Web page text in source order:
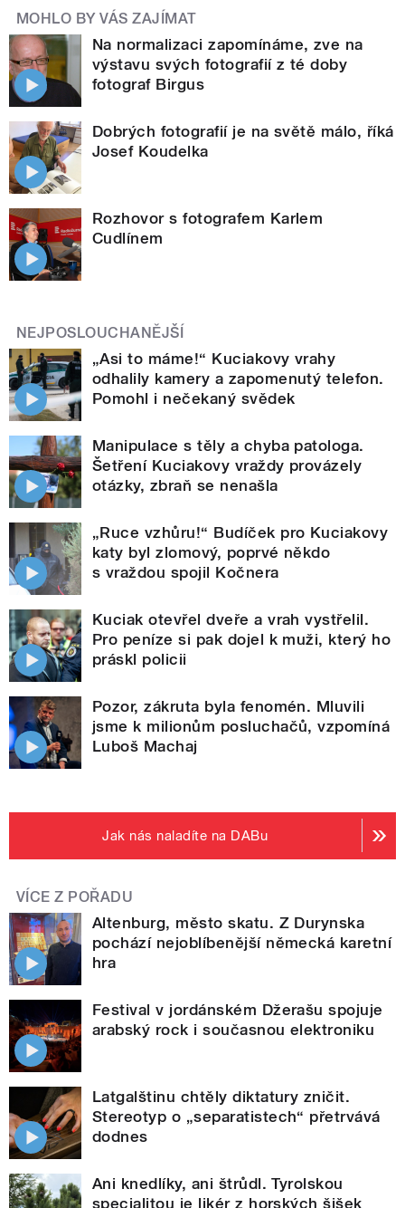
MOHLO BY VÁS ZAJÍMAT
Na normalizaci zapomínáme, zve na
výstavu svých fotografií z té doby
fotograf Birgus
Dobrých fotografií je na světě málo, říká
Josef Koudelka
Rozhovor s fotografem Karlem
Cudlínem
NEJPOSLOUCHANĚJŠÍ
„Asi to máme!“ Kuciakovy vrahy
odhalily kamery a zapomenutý telefon.
Pomohl i nečekaný svědek
Manipulace s těly a chyba patologa.
Šetření Kuciakovy vraždy provázely
otázky, zbraň se nenašla
„Ruce vzhůru!“ Budíček pro Kuciakovy
katy byl zlomový, poprvé někdo
s vraždou spojil Kočnera
Kuciak otevřel dveře a vrah vystřelil.
Pro peníze si pak dojel k muži, který ho
práskl policii
Pozor, zákruta byla fenomén. Mluvili
jsme k milionům posluchačů, vzpomíná
Luboš Machaj
Jak nás naladíte na DABu
VÍCE Z POŘADU
Altenburg, město skatu. Z Durynska
pochází nejoblíbenější německá karetní
hra
Festival v jordánském Džerašu spojuje
arabský rock i současnou elektroniku
Latgalštinu chtěly diktatury zničit.
Stereotyp o „separatistech“ přetrvává
dodnes
Ani knedlíky, ani štrůdl. Tyrolskou
specialitou je likér z horských šišek